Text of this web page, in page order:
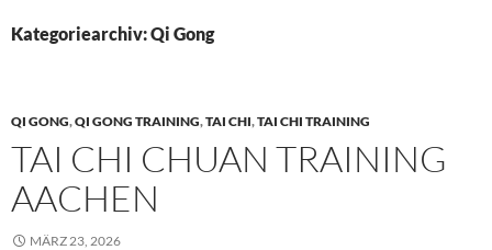
Kategoriearchiv: Qi Gong
QI GONG,QI GONG TRAINING,TAI CHI,TAI CHI TRAINING
TAI CHI CHUAN TRAINING
AACHEN
MÄRZ 23, 2026